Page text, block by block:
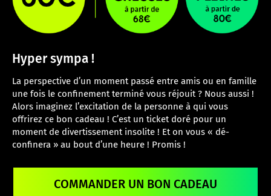
Hyper sympa !
La perspective d’un moment passé entre amis ou en famille
une fois le confinement terminé vous réjouit ? Nous aussi !
Alors imaginez l’excitation de la personne à qui vous
offrirez ce bon cadeau ! C’est un ticket doré pour un
moment de divertissement insolite ! Et on vous « dé-
confinera » au bout d’une heure ! Promis !
COMMANDER UN BON CADEAU